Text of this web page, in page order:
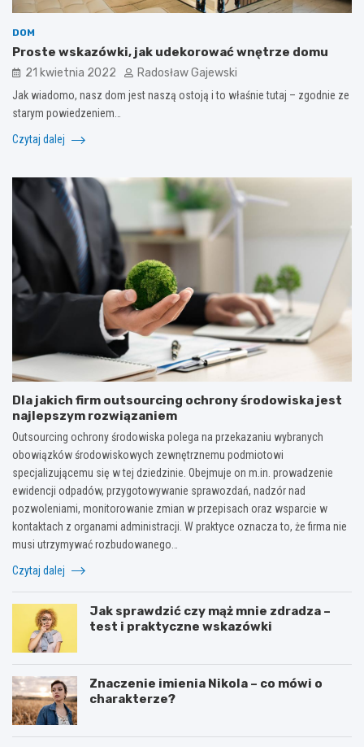
DOM
Proste wskazówki, jak udekorować wnętrze domu
21 kwietnia 2022 Radosław Gajewski
Jak wiadomo, nasz dom jest naszą ostoją i to właśnie tutaj – zgodnie ze
starym powiedzeniem…
Czytaj dalej
Dla jakich firm outsourcing ochrony środowiska jest
najlepszym rozwiązaniem
Outsourcing ochrony środowiska polega na przekazaniu wybranych
obowiązków środowiskowych zewnętrznemu podmiotowi
specjalizującemu się w tej dziedzinie. Obejmuje on m.in. prowadzenie
ewidencji odpadów, przygotowywanie sprawozdań, nadzór nad
pozwoleniami, monitorowanie zmian w przepisach oraz wsparcie w
kontaktach z organami administracji. W praktyce oznacza to, że firma nie
musi utrzymywać rozbudowanego…
Czytaj dalej
Jak sprawdzić czy mąż mnie zdradza –
test i praktyczne wskazówki
Znaczenie imienia Nikola – co mówi o
charakterze?